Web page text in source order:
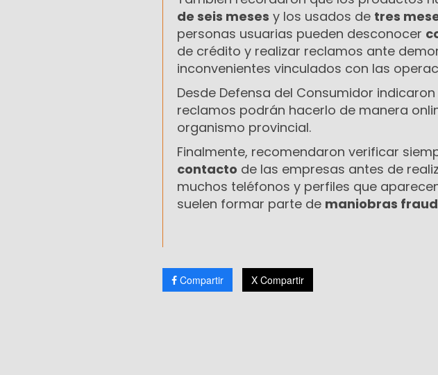
de seis meses y los usados de tres
personas usuarias pueden desconocer
de crédito y realizar reclamos ante
inconvenientes vinculados con las
Desde Defensa del Consumidor
reclamos podrán hacerlo de manera
organismo provincial.
Finalmente, recomendaron verificar
contacto de las empresas antes de
muchos teléfonos y perfiles que
suelen formar parte de maniobras
Compartir X Compartir